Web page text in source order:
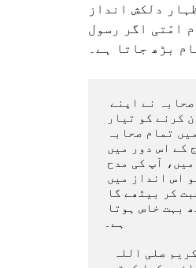
دلکش انداز
امّتی اگر رسول
بڑھ جاتا ہے۔
ہے۔